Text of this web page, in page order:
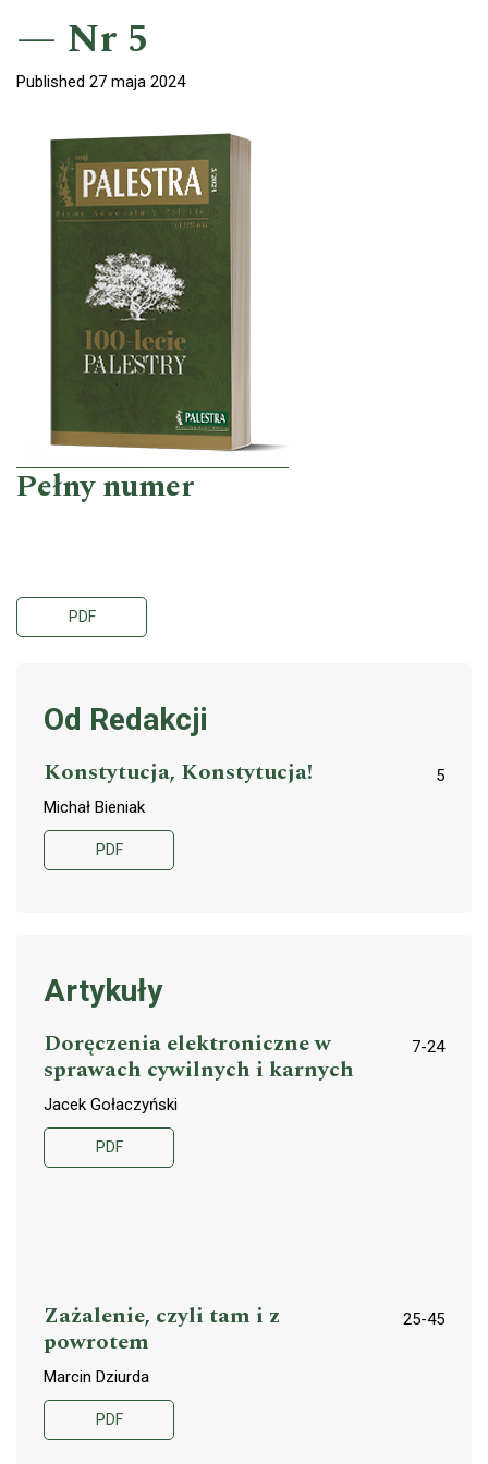
Nr 5
Published 27 maja 2024
Pełny numer
PDF
Od Redakcji
Konstytucja, Konstytucja!
5
Michał Bieniak
PDF
Artykuły
Doręczenia elektroniczne w
sprawach cywilnych i karnych
7-24
Jacek Gołaczyński
PDF
Zażalenie, czyli tam i z
powrotem
25-45
Marcin Dziurda
PDF